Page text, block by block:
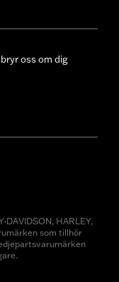
oss om dig
HARLEY,
som tillhör